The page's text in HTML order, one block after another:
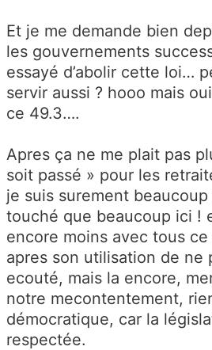
Et je me demande bien
les gouvernements
essayé d’abolir cette loi…
servir aussi ? hooo mais
ce 49.3….
Apres ça ne me plait pas
soit passé » pour les
je suis surement
touché que beaucoup ici !
encore moins avec tous
apres son utilisation de ne
ecouté, mais la encore,
notre mecontentement,
démocratique, car la
respectée.